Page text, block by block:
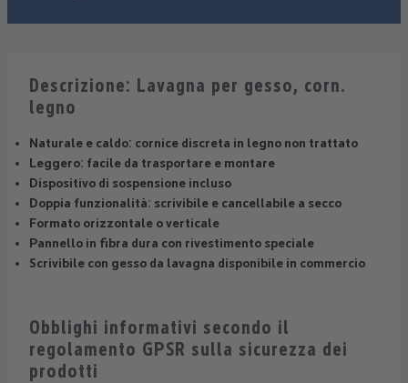
Descrizione: Lavagna per gesso, corn.
legno
Naturale e caldo: cornice discreta in legno non trattato
Leggero: facile da trasportare e montare
Dispositivo di sospensione incluso
Doppia funzionalità: scrivibile e cancellabile a secco
Formato orizzontale o verticale
Pannello in fibra dura con rivestimento speciale
Scrivibile con gesso da lavagna disponibile in commercio
Obblighi informativi secondo il
regolamento GPSR sulla sicurezza dei
prodotti